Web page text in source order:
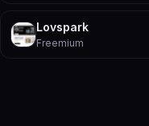
Lovspark
Freemium